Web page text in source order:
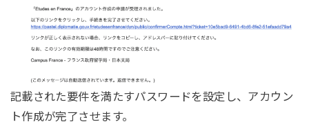
記載された要件を満たすパスワードを設定し、アカウン
ト作成が完了させます。